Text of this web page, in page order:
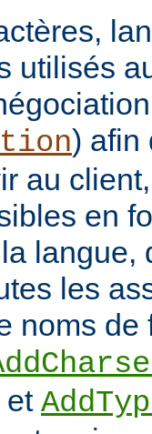
utilisés
) afin
au
en
langue,
les
noms
et